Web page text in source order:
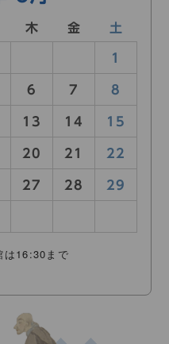
木 金 土
1
6 7 8
13 14 15
20 21 22
27 28 29
16:30まで